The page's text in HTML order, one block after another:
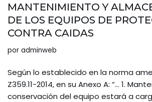
MANTENIMIENTO Y
DE LOS EQUIPOS DE
CONTRA CAIDAS
por adminweb
Según lo establecido en la norma
Z359.11-2014, en su Anexo A: “… 1.
conservación del equipo estará a